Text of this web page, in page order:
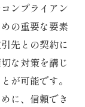
ンプライアン
の重要な要素
先との契約に
な対策を講じ
が可能です。
に、信頼でき